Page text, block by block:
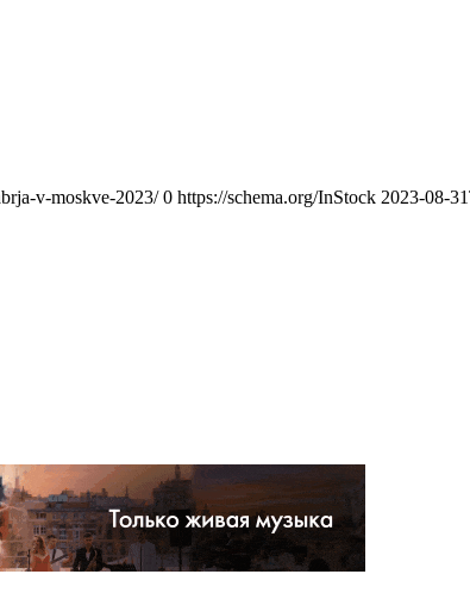
v-moskve-2023/ 0 https://schema.org/InStock 2023-08-